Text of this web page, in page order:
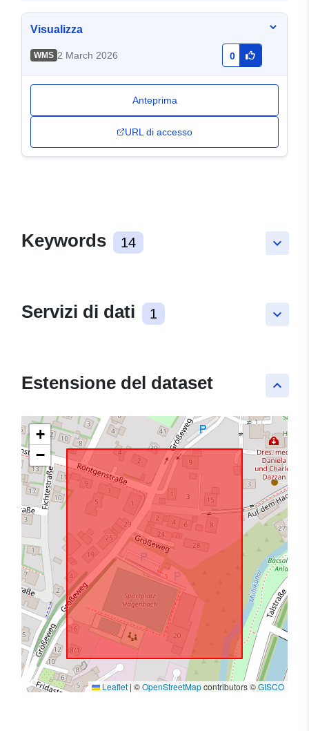
Visualizza
WMS 2 March 2026 0
Anteprima
URL di accesso
keyboard_arrow_down
Keywords 14
keyboard_arrow_down
Servizi di dati 1
keyboard_arrow_up
Estensione del dataset
+
−
Leaflet | ©OpenStreetMapcontributors ©GISCO